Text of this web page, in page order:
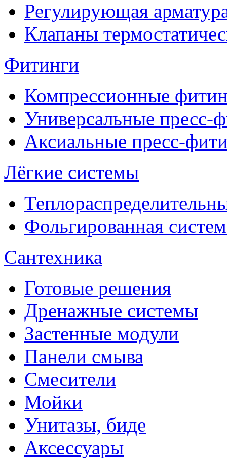
Регулирующая
Клапаны
Фитинги
Компрессионные
Универсальные пресс-
Аксиальные пресс-
Лёгкие системы
Фольгированная
Сантехника
Готовые решения
Дренажные системы
Застенные модули
Панели смыва
Смесители
Мойки
Унитазы, биде
Аксессуары